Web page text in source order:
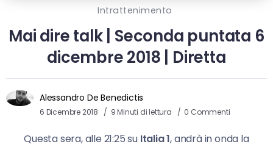
Intrattenimento
Mai dire talk | Seconda puntata 6
dicembre 2018 | Diretta
Alessandro De Benedictis
6 Dicembre 2018 9 Minuti di lettura 0 Commenti
Questa sera, alle 21:25 su Italia 1, andrà in onda la